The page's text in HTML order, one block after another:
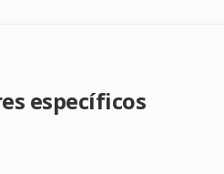
específicos